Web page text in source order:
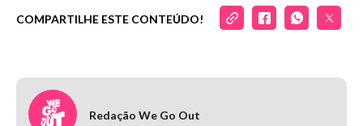
COMPARTILHE ESTE CONTEÚDO!
Redação We Go Out